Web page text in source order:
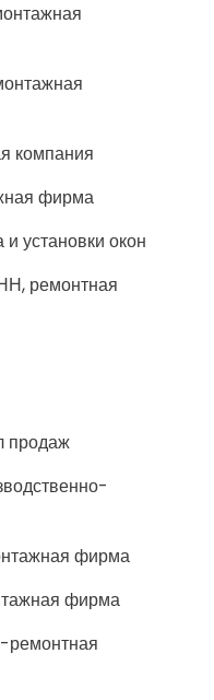
компания
фирма
установки окон
ремонтная
продаж
фирма
фирма
ремонтная